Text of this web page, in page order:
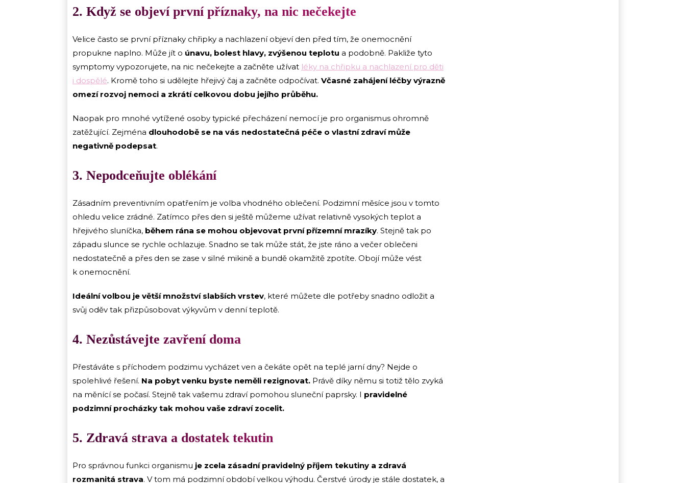
2. Když se objeví první příznaky, na nic nečekejte
Velice často se první příznaky chřipky a nachlazení objeví den před tím, že onemocnění
propukne naplno. Může jít o únavu, bolest hlavy, zvýšenou teplotu a podobně. Pakliže tyto
symptomy vypozorujete, na nic nečekejte a začněte užívat léky na chřipku a nachlazení pro děti
i dospělé. Kromě toho si udělejte hřejivý čaj a začněte odpočívat. Včasné zahájení léčby výrazně
omezí rozvoj nemoci a zkrátí celkovou dobu jejího průběhu.
Naopak pro mnohé vytížené osoby typické přecházení nemocí je pro organismus ohromně
zatěžující. Zejména dlouhodobě se na vás nedostatečná péče o vlastní zdraví může
negativně podepsat.
3. Nepodceňujte oblékání
Zásadním preventivním opatřením je volba vhodného oblečení. Podzimní měsíce jsou v tomto
ohledu velice zrádné. Zatímco přes den si ještě můžeme užívat relativně vysokých teplot a
hřejivého sluníčka, během rána se mohou objevovat první přízemní mrazíky. Stejně tak po
západu slunce se rychle ochlazuje. Snadno se tak může stát, že jste ráno a večer oblečeni
nedostatečně a přes den se zase v silné mikině a bundě okamžitě zpotíte. Obojí může vést
k onemocnění.
Ideální volbou je větší množství slabších vrstev, které můžete dle potřeby snadno odložit a
svůj oděv tak přizpůsobovat výkyvům v denní teplotě.
4. Nezůstávejte zavření doma
Přestáváte s příchodem podzimu vycházet ven a čekáte opět na teplé jarní dny? Nejde o
spolehlivé řešení. Na pobyt venku byste neměli rezignovat. Právě díky němu si totiž tělo zvyká
na měnící se počasí. Stejně tak vašemu zdraví pomohou sluneční paprsky. I pravidelné
podzimní procházky tak mohou vaše zdraví zocelit.
5. Zdravá strava a dostatek tekutin
Pro správnou funkci organismu je zcela zásadní pravidelný příjem tekutiny a zdravá
rozmanitá strava. V tom má podzimní období velkou výhodu. Čerstvé úrody je stále dostatek, a